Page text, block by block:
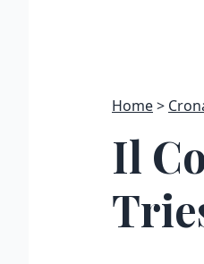
Home
Il